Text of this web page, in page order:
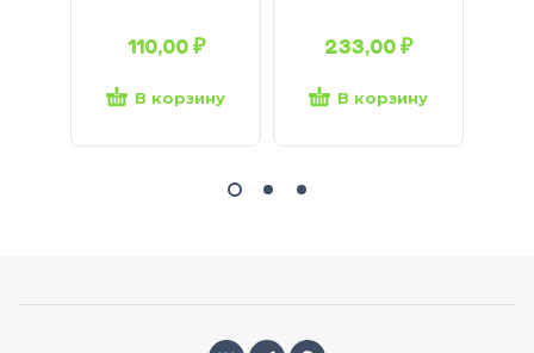
110,00₽
В корзину
233,00₽
В корзину